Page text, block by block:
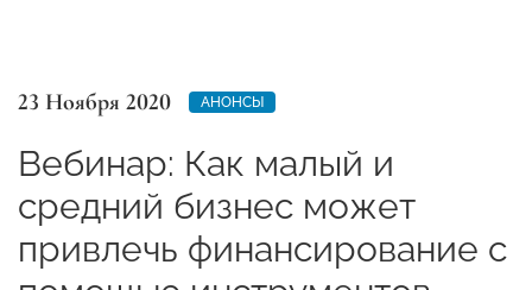
23 Ноября 2020 АНОНСЫ
Вебинар: Как малый и
средний бизнес может
привлечь финансирование с